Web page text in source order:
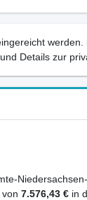
werden.
Details zur
7.576,43 €in